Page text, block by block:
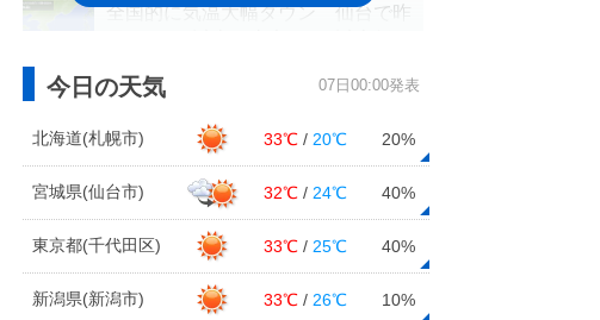
全国的に気温大幅ダウン 仙台で昨
中も10度に届かず その先再び気温
上昇
08日15:41
北日本で20メートルを超える強風
日本海側中心にふぶきや視界不良に
08日14:53
今日の天気 07日00:00発表
北海道(札幌市) 33℃ / 20℃ 20%
宮城県(仙台市) 32℃ / 24℃ 40%
東京都(千代田区) 33℃ / 25℃ 40%
新潟県(新潟市) 33℃ / 26℃ 10%